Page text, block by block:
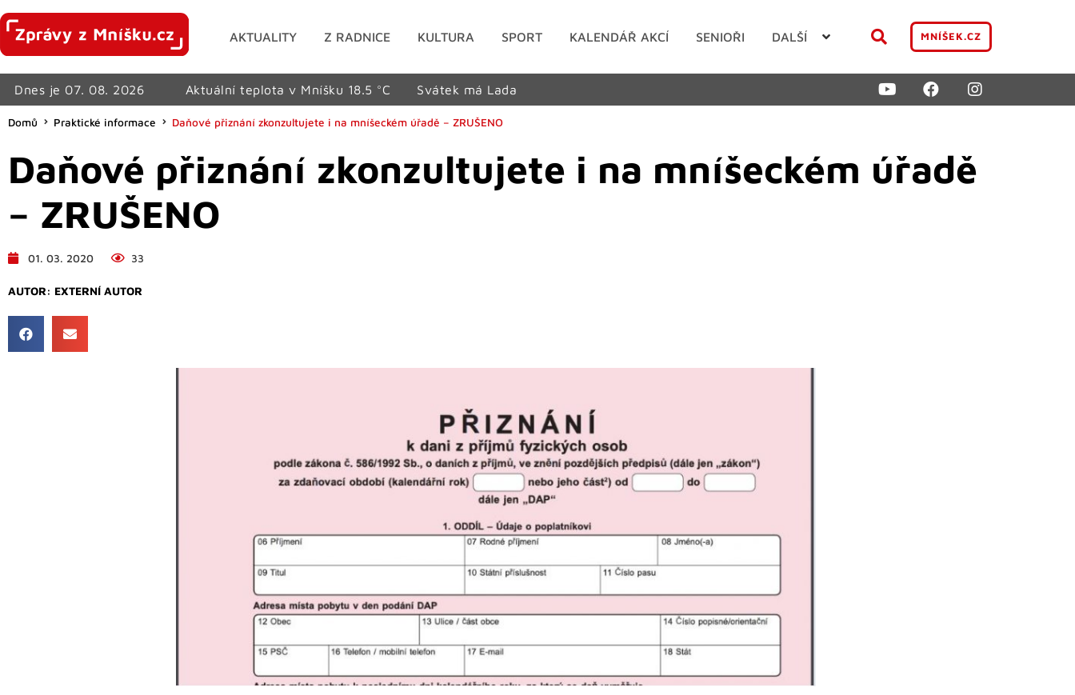
AKTUALITY Z RADNICE KULTURA SPORT KALENDÁŘ AKCÍ SENIOŘI DALŠÍ MNÍŠEK.CZ
Dnes je 07. 08. 2026 Aktuální teplota v Mníšku 18.5 °C Svátek má Lada
Domů Praktické informace Daňové přiznání zkonzultujete i na mníšeckém úřadě – ZRUŠENO
Daňové přiznání zkonzultujete i na mníšeckém úřadě
– ZRUŠENO
01. 03. 2020 33
AUTOR: EXTERNÍ AUTOR